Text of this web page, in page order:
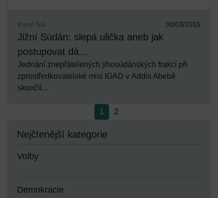
Nejčtenější kategorie
Volby
Demokracie
Karel Sál 30/03/2015
Jižní Súdán: slepá ulička aneb jak
postupovat dá...
Jednání znepřátelených jihosúdánských frakcí při
zprostředkovatelské misi IGAD v Addis Abebě
skončil...
1 2